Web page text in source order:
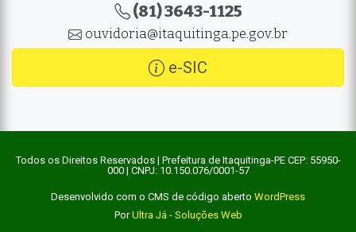
(81) 3643-1125
ouvidoria@itaquitinga.pe.gov.br
e-SIC
Todos os Direitos Reservados | Prefeitura de Itaquitinga-PE CEP: 55950-
000 | CNPJ: 10.150.076/0001-57
Desenvolvido com o CMS de código aberto WordPress
PorUltra Já - Soluções Web